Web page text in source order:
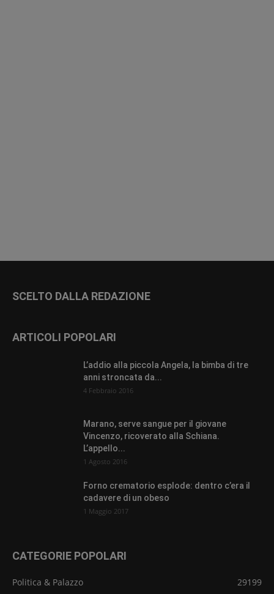
SCELTO DALLA REDAZIONE
ARTICOLI POPOLARI
L’addio alla piccola Angela, la bimba di tre
anni stroncata da...
4 Febbraio 2016
Marano, serve sangue per il giovane
Vincenzo, ricoverato alla Schiana.
L’appello...
1 Agosto 2016
Forno crematorio esplode: dentro c’era il
cadavere di un obeso
1 Maggio 2017
CATEGORIE POPOLARI
Politica & Palazzo
29199